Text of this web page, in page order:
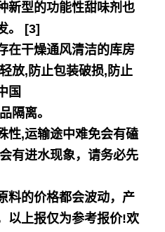
新型的功能性甜味剂也
。 [3]
在干燥通风清洁的库房
放,防止包装破损,防止
国
隔离。
性,运输途中难免会有磕
有进水现象，请务必先
料的价格都会波动，产
以上报仅为参考报价!欢